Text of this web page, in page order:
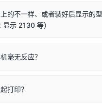
开启，日常正常使用无需长期关闭
数据线，或在设备管理器中
紧；
口，切勿使用前置插口或外接拓
印线，劣质或老化的线材是此问
的不一样、或者装好后显示的
示 2130 等）
规则**。因为品牌商在生产时
该系列发布**一套通用的驱动
毫无反应？
通常代表机器处于正常待机状态
打印？